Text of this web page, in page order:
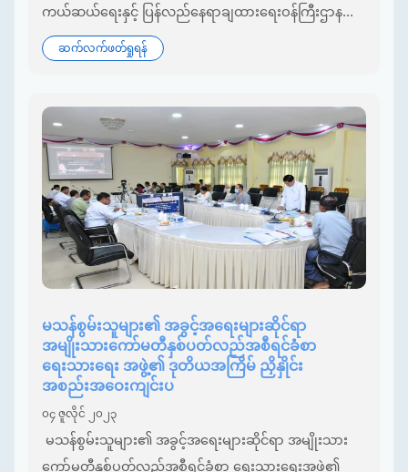
ကယ်ဆယ်ရေးနှင့် ပြန်လည်နေရာချထားရေးဝန်ကြီးဌာန...
ဆက်လက်ဖတ်ရှုရန်
မသန်စွမ်းသူများ၏ အခွင့်အရေးများဆိုင်ရာ
အမျိုးသားကော်မတီနှစ်ပတ်လည်အစီရင်ခံစာ
ရေးသားရေး အဖွဲ့၏ ဒုတိယအကြိမ် ညှိနှိုင်း
အစည်းအဝေးကျင်းပ
၀၄ ဇူလိုင် ၂၀၂၃
မသန်စွမ်းသူများ၏ အခွင့်အရေးများဆိုင်ရာ အမျိုးသား
ကော်မတီနှစ်ပတ်လည်အစီရင်ခံစာ ရေးသားရေးအဖွဲ့၏